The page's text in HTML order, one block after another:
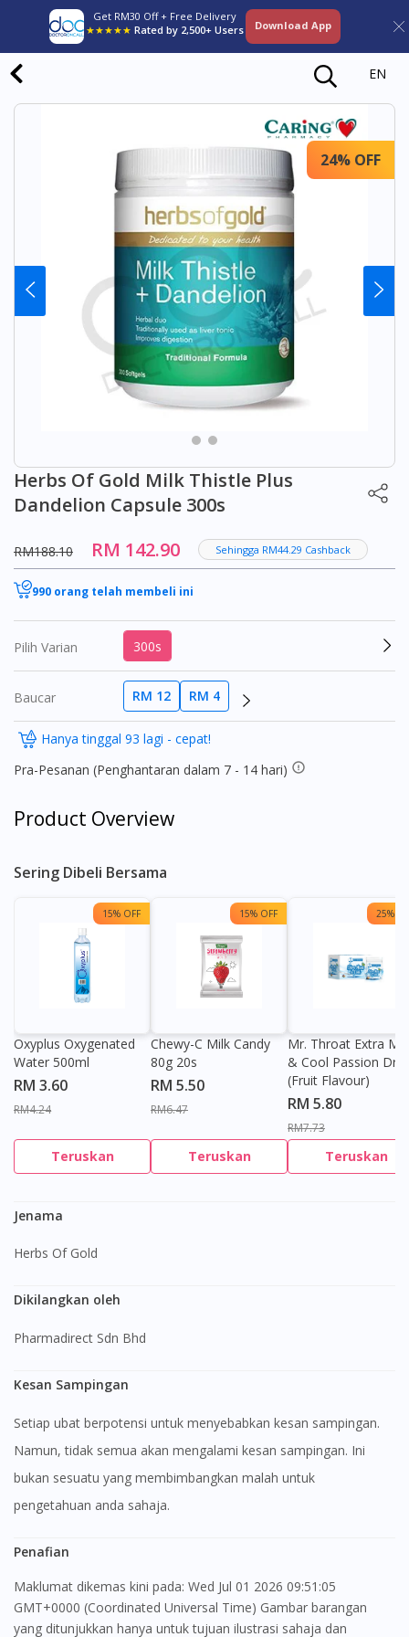
Get RM30 Off + Free Delivery
★★★★★ Rated by 2,500+ Users Download App
EN
24% OFF
Herbs Of Gold Milk Thistle Plus
Dandelion Capsule 300s
RM188.10 RM 142.90 Sehingga RM44.29 Cashback
990 orang telah membeli ini
Pilih Varian 300s
Baucar RM 12 RM 4
Hanya tinggal 93 lagi - cepat!
Pra-Pesanan (Penghantaran dalam 7 - 14 hari)
Product Overview
Sering Dibeli Bersama
15% OFF
Oxyplus Oxygenated
Water 500ml
RM 3.60
RM4.24
Teruskan
15% OFF
Chewy-C Milk Candy
80g 20s
RM 5.50
RM6.47
Teruskan
25%
Mr. Throat Extra
& Cool Passion
(Fruit Flavour)
RM 5.80
RM7.73
Teruskan
Jenama
Herbs Of Gold
Dikilangkan oleh
Pharmadirect Sdn Bhd
Kesan Sampingan
Setiap ubat berpotensi untuk menyebabkan kesan sampingan.
Namun, tidak semua akan mengalami kesan sampingan. Ini
bukan sesuatu yang membimbangkan malah untuk
pengetahuan anda sahaja.
Penafian
Maklumat dikemas kini pada: Wed Jul 01 2026 09:51:05
GMT+0000 (Coordinated Universal Time) Gambar barangan
yang ditunjukkan hanya untuk tujuan ilustrasi sahaja dan